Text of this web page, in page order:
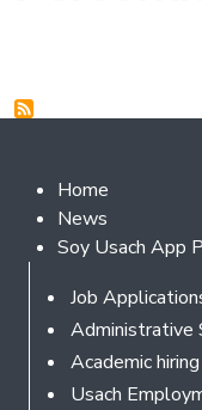
Footer 2
Home
News
Soy Usach App
Footer
Job
Administrative
Academic
Usach